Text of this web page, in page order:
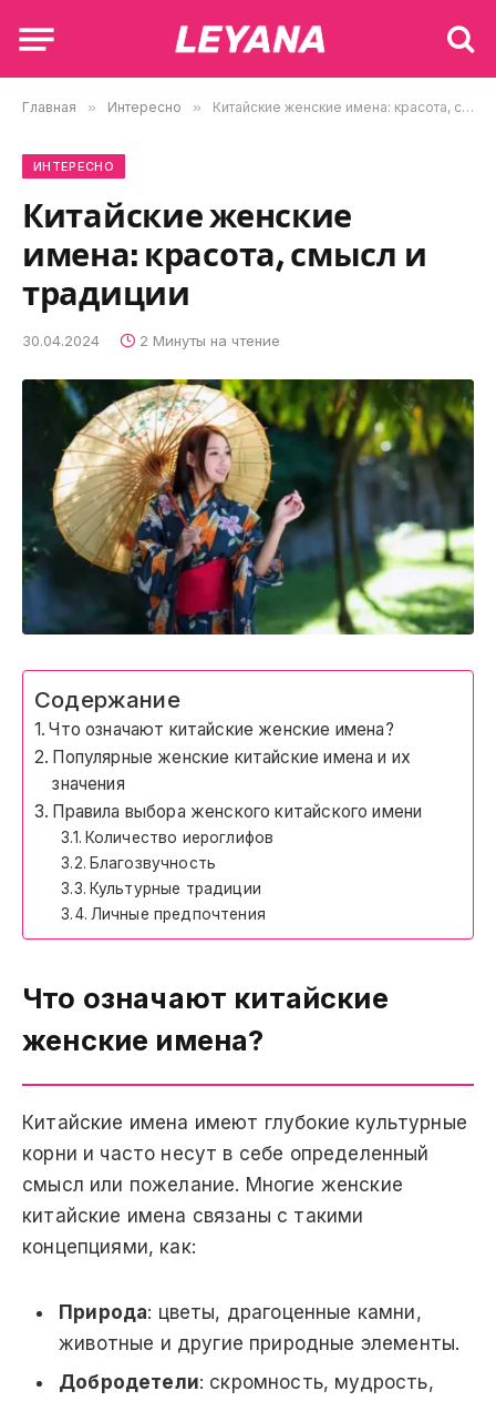
Главная » Интересно » Китайские женские имена: красота, смысл и традиции
ИНТЕРЕСНО
Китайские женские
имена: красота, смысл и
традиции
30.04.2024 2 Минуты на чтение
Содержание
Что означают китайские женские имена?
Популярные женские китайские имена и их
значения
Правила выбора женского китайского имени
Количество иероглифов
Благозвучность
Культурные традиции
Личные предпочтения
Что означают китайские
женские имена?
Китайские имена имеют глубокие культурные
корни и часто несут в себе определенный
смысл или пожелание. Многие женские
китайские имена связаны с такими
концепциями, как:
Природа: цветы, драгоценные камни,
животные и другие природные элементы.
Добродетели: скромность, мудрость,